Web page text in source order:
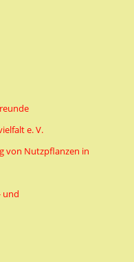
e. V.
von Nutzpflanzen in
und